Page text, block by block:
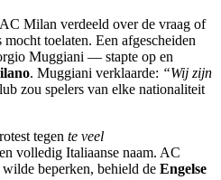
Milan verdeeld over de vraag of
toelaten. Een afgescheiden
Muggiani — stapte op en
. Muggiani verklaarde: “Wij zijn
zou spelers van elke nationaliteit
tegen te veel
volledig Italiaanse naam. AC
beperken, behield de Engelse